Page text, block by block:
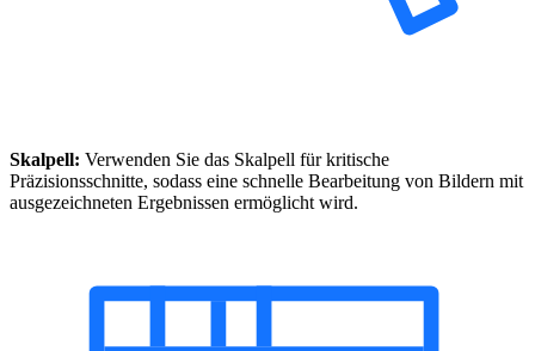
Skalpell: Verwenden Sie das Skalpell für kritische
Präzisionsschnitte, sodass eine schnelle Bearbeitung von Bildern mit
ausgezeichneten Ergebnissen ermöglicht wird.